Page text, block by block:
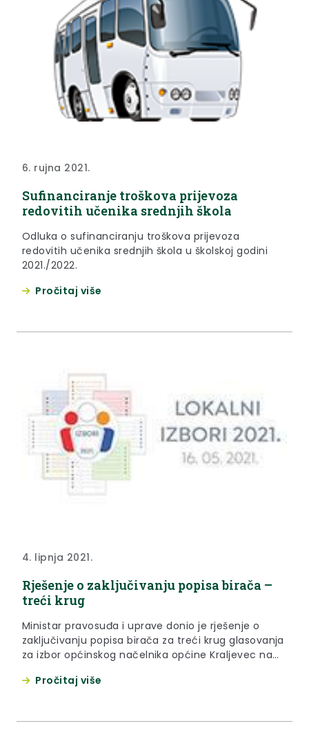
6. rujna 2021.
Sufinanciranje troškova prijevoza
redovitih učenika srednjih škola
Odluka o sufinanciranju troškova prijevoza
redovitih učenika srednjih škola u školskoj godini
2021./2022.
Pročitaj više
4. lipnja 2021.
Rješenje o zaključivanju popisa birača –
treći krug
Ministar pravosuđa i uprave donio je rješenje o
zaključivanju popisa birača za treći krug glasovanja
za izbor općinskog načelnika općine Kraljevec na
Pročitaj više